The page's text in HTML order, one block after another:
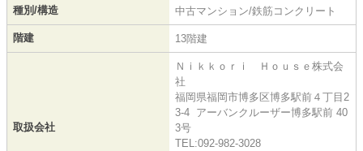
種別/構造 中古マンション/鉄筋コンクリート
階建 13階建
取扱会社
Ｎｉｋｋｏｒｉ Ｈｏｕｓｅ株式会
社
福岡県福岡市博多区博多駅前４丁目2
3-4 アーバンクルーザー博多駅前 40
3号
TEL:092-982-3028